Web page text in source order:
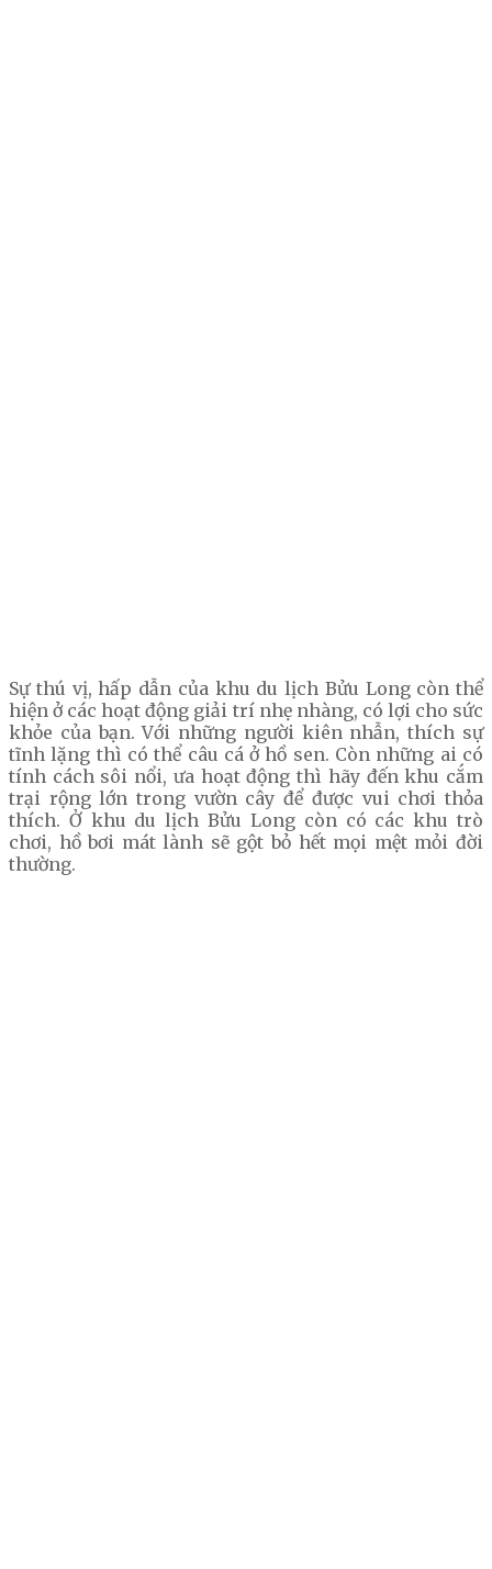
Sự thú vị, hấp dẫn của khu du lịch Bửu Long còn thể
hiện ở các hoạt động giải trí nhẹ nhàng, có lợi cho sức
khỏe của bạn. Với những người kiên nhẫn, thích sự
tĩnh lặng thì có thể câu cá ở hồ sen. Còn những ai có
tính cách sôi nổi, ưa hoạt động thì hãy đến khu cắm
trại rộng lớn trong vườn cây để được vui chơi thỏa
thích. Ở khu du lịch Bửu Long còn có các khu trò
chơi, hồ bơi mát lành sẽ gột bỏ hết mọi mệt mỏi đời
thường.